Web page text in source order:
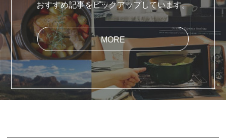
おすすめ記事をピックアップしています。
MORE